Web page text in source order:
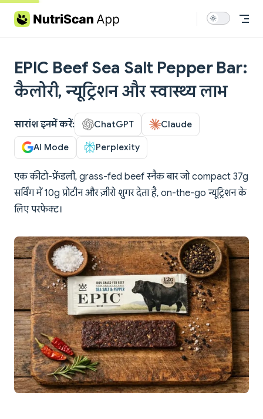
Skip to content
EPIC Beef Sea Salt Pepper Bar:
कैलोरी, न्यूट्रिशन और स्वास्थ्य लाभ
सारांश इनमें करें: ChatGPT Claude
AI Mode Perplexity
एक कीटो-फ्रेंडली, grass-fed beef स्नैक बार जो compact 37g
सर्विंग में 10g प्रोटीन और ज़ीरो शुगर देता है, on-the-go न्यूट्रिशन के
लिए परफेक्ट।